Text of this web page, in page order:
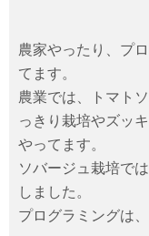
農家やったり、プ
てます。
農業では、トマト
っきり栽培やズッ
やってます。
ソバージュ栽培で
しました。
プログラミングは